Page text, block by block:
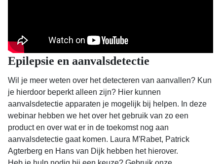
Epilepsie en aanvalsdetectie
Wil je meer weten over het detecteren van aanvallen? Kun
je hierdoor beperkt alleen zijn? Hier kunnen
aanvalsdetectie apparaten je mogelijk bij helpen. In deze
webinar hebben we het over het gebruik van zo een
product en over wat er in de toekomst nog aan
aanvalsdetectie gaat komen. Laura M'Rabet, Patrick
Agterberg en Hans van Dijk hebben het hierover.